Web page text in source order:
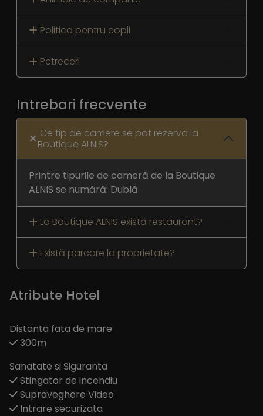
Politica pentru copii
Petreceri
Intrebari frecvente
Ce tip de camere se pot rezerva la
Boutique ALNIS?
Printre tipurile de cameră de la Boutique
ALNIS se numără: Dublă
La Boutique ALNIS există restaurant?
Există parcare la proprietate?
Atribute Hotel
Distanta fata de mare
300m
Sanatate si Siguranta
Stingator de incendiu
Supraveghere Video
Intrare securizata